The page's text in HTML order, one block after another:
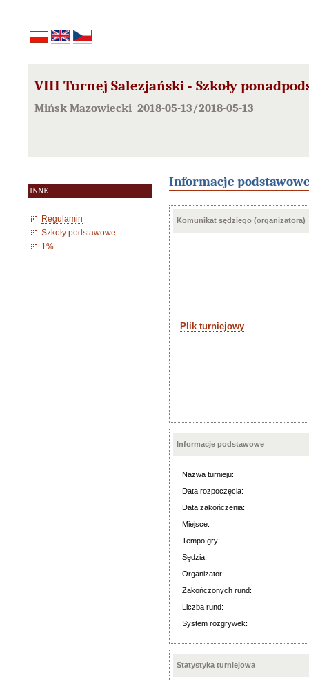
VIII Turnej Salezjański - Szkoły
Mińsk Mazowiecki 2018-05-13/2018-05-13
INNE
Regulamin
Szkoły podstawowe
1%
Informacje
Komunikat sędziego (organizatora)
Plik turniejowy
Informacje podstawowe
Nazwa turnieju:
Data rozpoczęcia:
Data zakończenia:
Miejsce:
Tempo gry:
Sędzia:
Organizator:
Zakończonych rund:
Liczba rund:
System rozgrywek:
Statystyka turniejowa